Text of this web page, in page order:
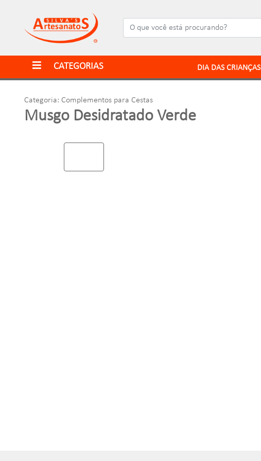
CATEGORIAS DIA DAS CRIANÇAS
Categoria: Complementos para Cestas
Musgo Desidratado Verde